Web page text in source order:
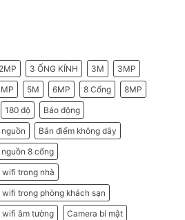
Doanh
Chấm
2MP 3 ỐNG KÍNH 3M
3MP
5M 6MP 8 Cổng
8MP
180 độ
Báo động
Bắn điểm không dây
8 cổng
wifi trong nhà
wifi trong phòng khách sạn
wifi âm tường
Camera bí mật